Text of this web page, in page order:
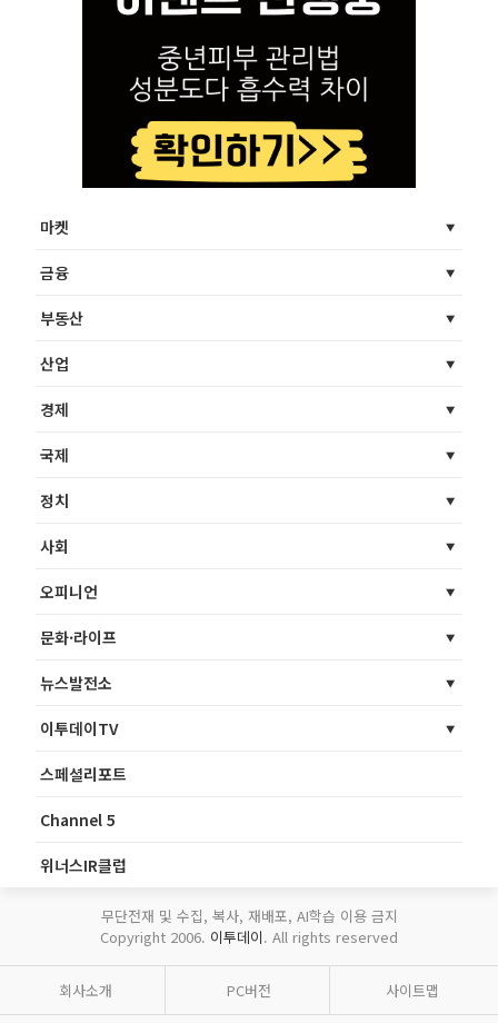
마켓
금융
부동산
산업
경제
국제
정치
사회
오피니언
문화·라이프
뉴스발전소
이투데이TV
스페셜리포트
Channel 5
위너스IR클럽
무단전재 및 수집, 복사, 재배포, AI학습 이용 금지
Copyright 2006. 이투데이. All rights reserved
회사소개 PC버전 사이트맵